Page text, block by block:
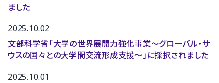
ました
2025.10.02
文部科学省「大学の世界展開力強化事業～グローバル・サ
ウスの国々との大学間交流形成支援～」に採択されました
2025.10.01